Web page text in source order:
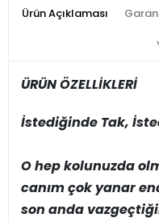
Ürün Açıklaması
ÜRÜN ÖZELLİKLERİ
İstediğinde Tak,
O hep kolunuzda
canım çok yanar
son anda